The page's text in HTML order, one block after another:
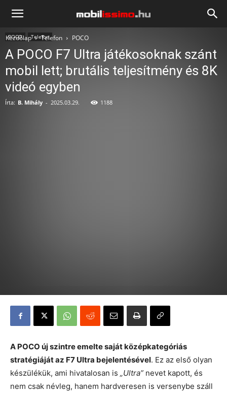
Mobilissimo.hu
Kezdőlap Telefon POCO
POCO Telefon
A POCO F7 Ultra játékosoknak szánt
mobil lett; brutális teljesítmény és 8K
videó egyben
Írta: B. Mihály - 2025.03.29. 1188
A POCO új szintre emelte saját középkategóriás
stratégiáját az F7 Ultra bejelentésével. Ez az első olyan
készülékük, ami hivatalosan is „Ultra” nevet kapott, és
nem csak névleg, hanem hardveresen is versenybe száll